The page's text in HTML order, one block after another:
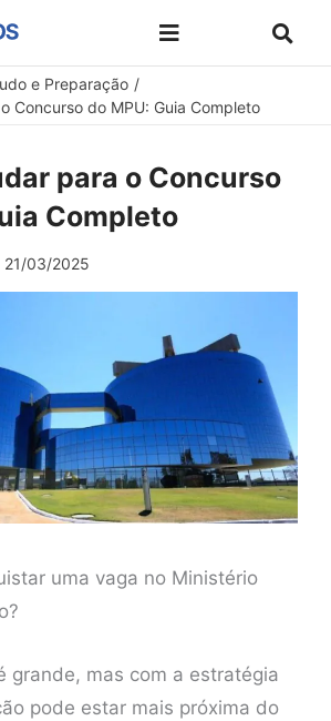
e Preparação
Concurso do MPU: Guia Completo
para o Concurso
Completo
21/03/2025
uma vaga no Ministério
grande, mas com a estratégia
pode estar mais próxima do